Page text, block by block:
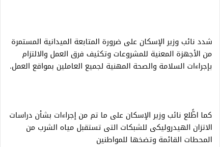
شدد نائب وزير الإسكان على ضرورة المتابعة الميدانية المستمرة
من الأجهزة المعنية للمشروعات وتكثيف فرق العمل والالتزام
بإجراءات السلامة والصحة المهنية لجميع العاملين بمواقع العمل.
كما اطًّلع نائب وزير الإسكان على ما تم من إجراءات بشأن دراسات
الاتزان الهيدروليكى للشبكات التى تستقبل مياه الشرب من
المحطات القائمة وتضخها للمواطنين